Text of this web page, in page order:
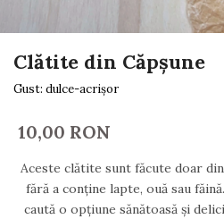
Clătite din Căpșune
Gust: dulce-acrișor
10,00 RON
Aceste clătite sunt făcute doar
fără a conține lapte, ouă sau
caută o opțiune sănătoasă și